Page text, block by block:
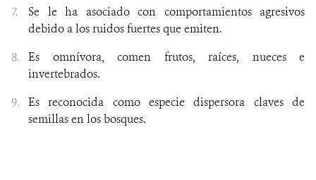
Se le ha asociado con comportamientos agresivos
debido a los ruidos fuertes que emiten.
Es omnívora, comen frutos, raíces, nueces e
invertebrados.
Es reconocida como especie dispersora claves de
semillas en los bosques.